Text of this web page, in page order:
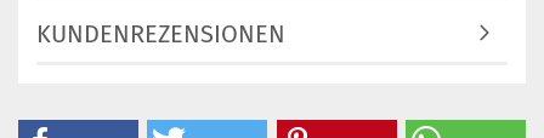
KUNDENREZENSIONEN